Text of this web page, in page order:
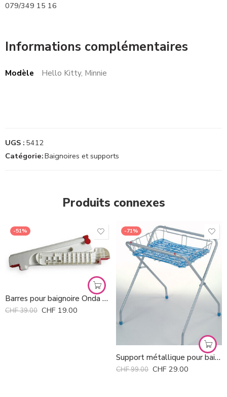
079/349 15 16
Informations complémentaires
Modèle Hello Kitty, Minnie
UGS : 5412
Catégorie:Baignoires et supports
Produits connexes
-51%
Barres pour baignoire Onda OK Baby *
CHF39.00 CHF 19.00
-71%
Support métallique pour baignoire Onda OK Baby *
CHF99.00 CHF 29.00